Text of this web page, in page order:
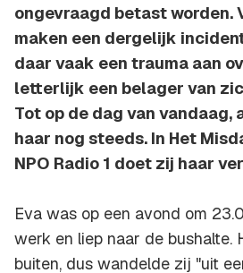
ongevraagd betast worden.
maken een dergelijk
daar vaak een trauma aan
letterlijk een belager van
Tot op de dag van
haar nog steeds. In Het
NPO Radio 1 doet zij haar
Eva was op een avond om
werk en liep naar de bushalte.
buiten, dus wandelde zij "uit